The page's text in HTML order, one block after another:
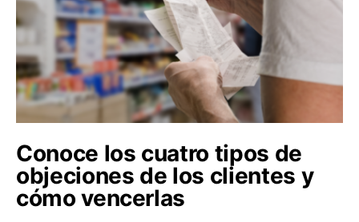
Conoce los cuatro tipos de
objeciones de los clientes y
cómo vencerlas